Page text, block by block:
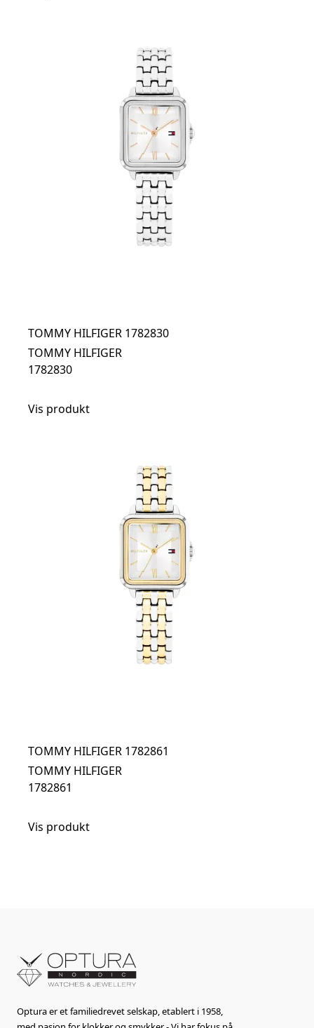
TOMMY HILFIGER 1782830
TOMMY HILFIGER
1782830
Vis produkt
TOMMY HILFIGER 1782861
TOMMY HILFIGER
1782861
Vis produkt
Optura er et familiedrevet selskap, etablert i 1958,